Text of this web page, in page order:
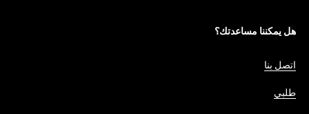
هل يمكننا مساعدتك؟
اتصل بنا
طلبي